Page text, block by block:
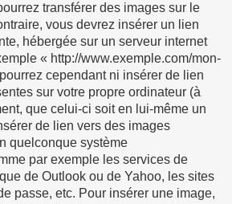
transférer des images sur le
vous devrez insérer un lien
hébergée sur un serveur internet
« http://www.exemple.com/mon-
cependant ni insérer de lien
sur votre propre ordinateur (à
que celui-ci soit en lui-même un
de lien vers des images
quelconque système
par exemple les services de
de Outlook ou de Yahoo, les sites
passe, etc. Pour insérer une image,